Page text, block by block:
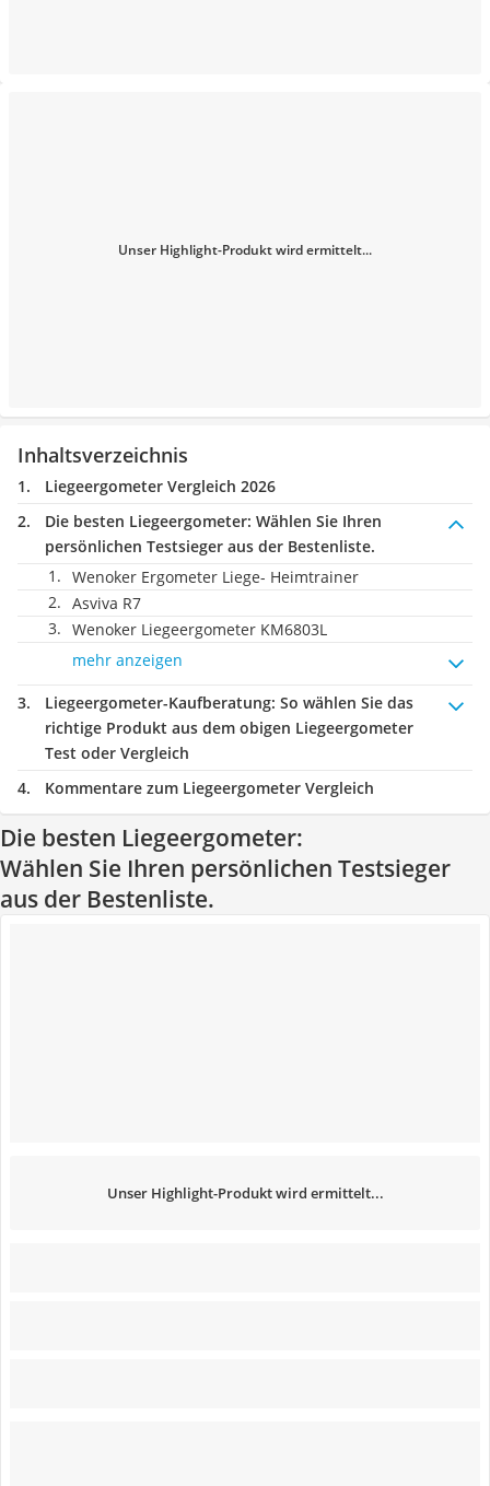
Unser Highlight-Produkt wird ermittelt...
Inhaltsverzeichnis
Liegeergometer Vergleich 2026
Die besten Liegeergometer: Wählen Sie Ihren
persönlichen Testsieger aus der Bestenliste.
Wenoker Ergometer Liege- Heimtrainer
Asviva R7
Wenoker Liegeergometer KM6803L
mehr anzeigen
Liegeergometer-Kaufberatung: So wählen Sie das
richtige Produkt aus dem obigen Liegeergometer
Test oder Vergleich
Kommentare zum Liegeergometer Vergleich
Die besten Liegeergometer:
Wählen Sie Ihren persönlichen Testsieger
aus der Bestenliste.
Unser Highlight-Produkt wird ermittelt...